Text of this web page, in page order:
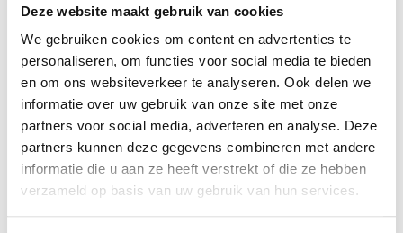
Deze website maakt gebruik van cookies
We gebruiken cookies om content en advertenties te
personaliseren, om functies voor social media te bieden
en om ons websiteverkeer te analyseren. Ook delen we
informatie over uw gebruik van onze site met onze
partners voor social media, adverteren en analyse. Deze
partners kunnen deze gegevens combineren met andere
informatie die u aan ze heeft verstrekt of die ze hebben
verzameld op basis van uw gebruik van hun services.
Beschrijving auto
De auto van uw keuze tegen een scherpe
bodemprijs. Die vindt u bij Auto Keijzers. Maar we
doen meer. We bieden u de keuze uit een aantal
aanvullende dienstenpakketten. Zo meenemen kan
altijd, maar kiest u voor één van onze